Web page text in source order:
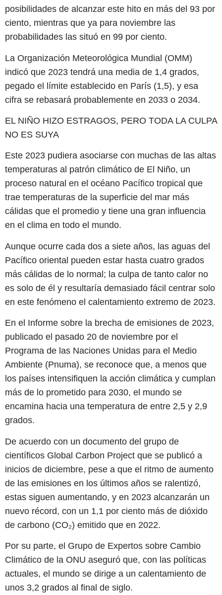
posibilidades de alcanzar este hito en más del 93 por
ciento, mientras que ya para noviembre las
probabilidades las situó en 99 por ciento.
La Organización Meteorológica Mundial (OMM)
indicó que 2023 tendrá una media de 1,4 grados,
pegado el límite establecido en París (1,5), y esa
cifra se rebasará probablemente en 2033 o 2034.
EL NIÑO HIZO ESTRAGOS, PERO TODA LA CULPA
NO ES SUYA
Este 2023 pudiera asociarse con muchas de las altas
temperaturas al patrón climático de El Niño, un
proceso natural en el océano Pacífico tropical que
trae temperaturas de la superficie del mar más
cálidas que el promedio y tiene una gran influencia
en el clima en todo el mundo.
Aunque ocurre cada dos a siete años, las aguas del
Pacífico oriental pueden estar hasta cuatro grados
más cálidas de lo normal; la culpa de tanto calor no
es solo de él y resultaría demasiado fácil centrar solo
en este fenómeno el calentamiento extremo de 2023.
En el Informe sobre la brecha de emisiones de 2023,
publicado el pasado 20 de noviembre por el
Programa de las Naciones Unidas para el Medio
Ambiente (Pnuma), se reconoce que, a menos que
los países intensifiquen la acción climática y cumplan
más de lo prometido para 2030, el mundo se
encamina hacia una temperatura de entre 2,5 y 2,9
grados.
De acuerdo con un documento del grupo de
científicos Global Carbon Project que se publicó a
inicios de diciembre, pese a que el ritmo de aumento
de las emisiones en los últimos años se ralentizó,
estas siguen aumentando, y en 2023 alcanzarán un
nuevo récord, con un 1,1 por ciento más de dióxido
de carbono (CO₂) emitido que en 2022.
Por su parte, el Grupo de Expertos sobre Cambio
Climático de la ONU aseguró que, con las políticas
actuales, el mundo se dirige a un calentamiento de
unos 3,2 grados al final de siglo.